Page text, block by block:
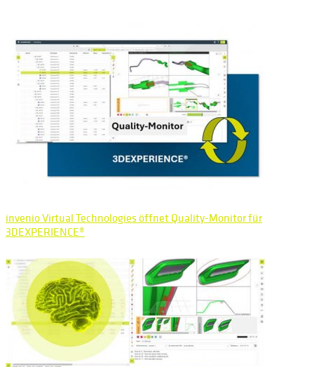
invenio Virtual Technologies öffnet Quality-Monitor für
3DEXPERIENCE®